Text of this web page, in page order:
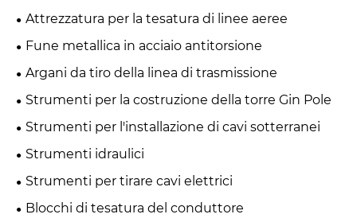
trasmissione
Attrezzatura per la tesatura di linee aeree
Fune metallica in acciaio antitorsione
Argani da tiro della linea di trasmissione
Strumenti per la costruzione della torre Gin Pole
Strumenti per l'installazione di cavi sotterranei
Strumenti idraulici
Strumenti per tirare cavi elettrici
Blocchi di tesatura del conduttore